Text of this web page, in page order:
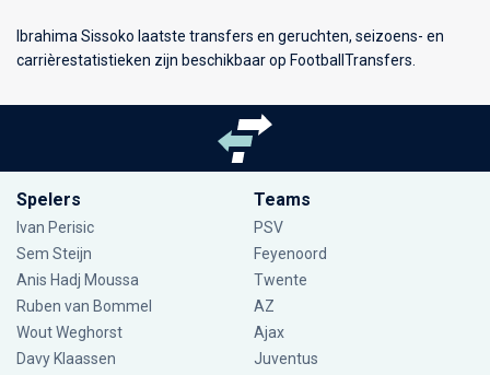
Ibrahima Sissoko laatste transfers en geruchten, seizoens- en
carrièrestatistieken zijn beschikbaar op FootballTransfers.
Spelers
Ivan Perisic
Sem Steijn
Anis Hadj Moussa
Ruben van Bommel
Wout Weghorst
Davy Klaassen
Teams
PSV
Feyenoord
Twente
AZ
Ajax
Juventus